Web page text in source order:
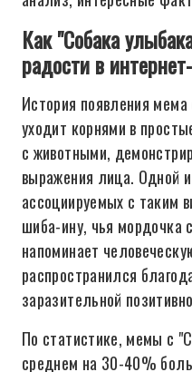
Как "Собака
радости в
История появления
уходит корнями в
с животными,
выражения лица. Одной
ассоциируемых с таким
шиба-ину, чья мордочка
напоминает
распространился
заразительной
По статистике, мемы с
среднем на 30-40%